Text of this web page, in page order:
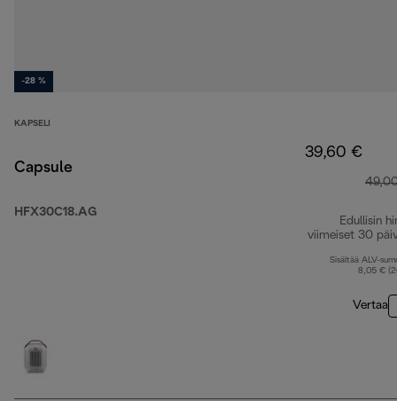
-28 %
KAPSELI
Capsule
HFX30C18.AG
39,60 €
Edullisin
viimeiset 30
Sisältää ALV-
8,05 €
Vertaa